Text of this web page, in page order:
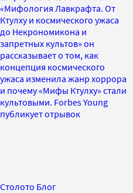
«Мифология Лавкрафта. От
Ктулху и космического ужаса
до Некрономикона и
запретных культов» он
рассказывает о том, как
концепция космического
ужаса изменила жанр хоррора
и почему «Мифы Ктулху» стали
культовыми. Forbes Young
публикует отрывок
Столото Блог